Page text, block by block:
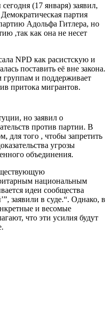
(17 января) заявил,
партия
Адольфа Гитлера, но
,так как она не несет
NPD как расистскую и
поставить её вне закона.
группам и поддерживает
притока мигрантов.
но заявил о
против партии. В
для того , чтобы запретить
угрозы
объединения.
национальным
идеи сообщества
заявили в суде.“. Однако, в
и весомые
что эти усилия будут